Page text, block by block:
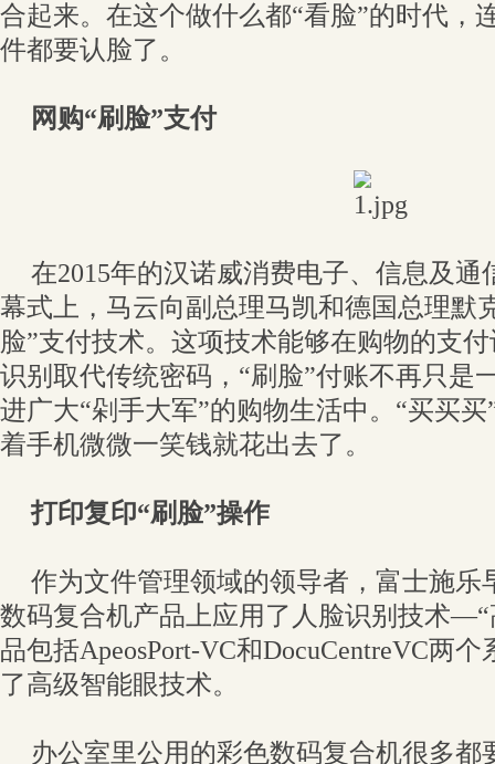
合起来。在这个做什么都“看脸”的时代，
件都要认脸了。
网购“刷脸”支付
在2015年的汉诺威消费电子、信息及通
幕式上，马云向副总理马凯和德国总理默
脸”支付技术。这项技术能够在购物的支
识别取代传统密码，“刷脸”付账不再只是
进广大“剁手大军”的购物生活中。“买买
着手机微微一笑钱就花出去了。
打印复印“刷脸”操作
作为文件管理领域的领导者，富士施乐
数码复合机产品上应用了人脸识别技术
品包括ApeosPort-VC和DocuCentreVC两
了高级智能眼技术。
办公室里公用的彩色数码复合机很多都